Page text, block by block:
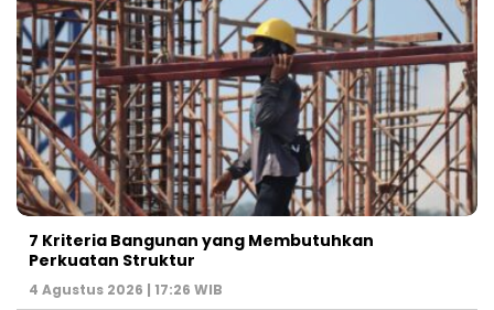
7 Kriteria Bangunan yang Membutuhkan
Perkuatan Struktur
4 Agustus 2026 | 17:26 WIB